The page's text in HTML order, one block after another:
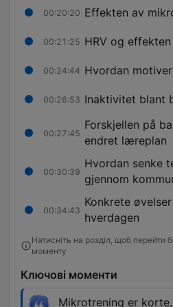
00:20:20 Effekten av
00:21:25 HRV og
00:24:44 Hvordan
00:26:53 Inaktivitet blant
00:27:45
Forskjellen på
endret læreplan
00:30:39
Hvordan senke
gjennom
00:34:43
Konkrete
hverdagen
Натисніть на розділ, щоб перейти
моменту
Ключові моменти
Mikrotrening er